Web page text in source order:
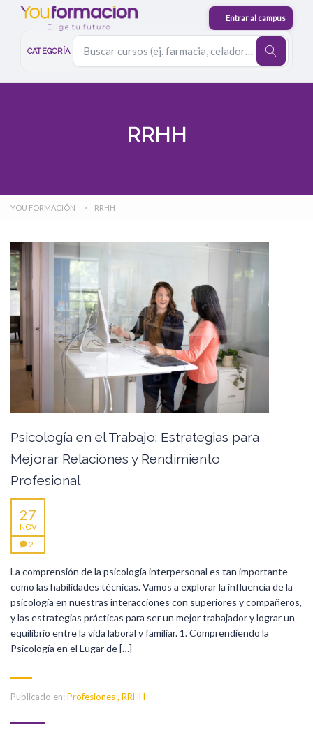
CATEGORÍA
RRHH
YOU FORMACIÓN > RRHH
Psicología en el Trabajo: Estrategias para
Mejorar Relaciones y Rendimiento
Profesional
27
NOV
2
La comprensión de la psicología interpersonal es tan importante
como las habilidades técnicas. Vamos a explorar la influencia de la
psicología en nuestras interacciones con superiores y compañeros,
y las estrategias prácticas para ser un mejor trabajador y lograr un
equilibrio entre la vida laboral y familiar. 1. Comprendiendo la
Psicología en el Lugar de […]
Publicado en:Profesiones, RRHH